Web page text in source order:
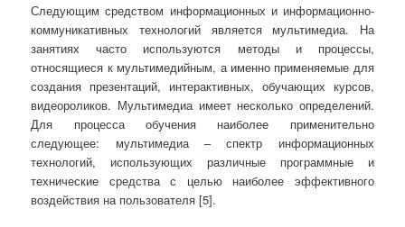
Следующим средством информационных и информационно-
коммуникативных технологий является мультимедиа. На
занятиях часто используются методы и процессы,
относящиеся к мультимедийным, а именно применяемые для
создания презентаций, интерактивных, обучающих курсов,
видеороликов. Мультимедиа имеет несколько определений.
Для процесса обучения наиболее применительно
следующее: мультимедиа – спектр информационных
технологий, использующих различные программные и
технические средства с целью наиболее эффективного
воздействия на пользователя [5].